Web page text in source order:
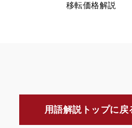
移転価格解説
用語解説トップに戻